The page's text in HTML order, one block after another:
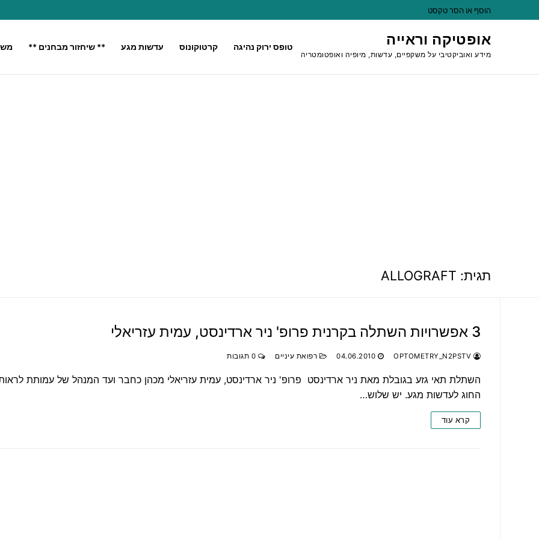
לתוכן
הוסף או הסר טקסט
אופטיקה וראייה
מידע ואוביקטיבי על משקפיים, עדשות, מיופיה ואופטומטריה
** שיחזור מבחנים ** עדשות מגע קרטוקונוס טופס ירוק נהיגה
תגית: ALLOGRAFT
3 אפשרויות השתלה בקרנית פרופ' ניר ארדינסט, עמית עזריאלי
04.06.2010 רפואת עיניים
השתלת תאי גזע בגובלת מאת ניר ארדינסט פרופ' ניר ארדינסט, עמית עזריאלי מכהן כחבר ועד המנהל של עמותת לראות
החוג לעדשות מגע. יש שלוש…
קרא עוד